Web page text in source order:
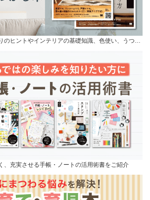
のヒントやインテリアの基礎知識、色使い、うつ…
、充実させる手帳・ノートの活用術書をご紹介